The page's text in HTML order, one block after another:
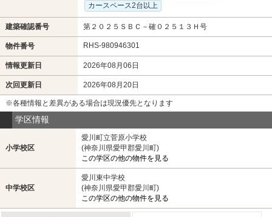
カースペース2台以上
建築確認番号 第２０２５ＳＢＣ－確０２５１３Ｈ号
物件番号 RHS-980946301
情報更新日 2026年08月06日
次回更新日 2026年08月20日
※各種情報と差異がある場合は現況優先となります
学区情報
小学校区
愛川町立菅原小学校
(神奈川県愛甲郡愛川町)
この学区の他の物件を見る
中学校区
愛川東中学校
(神奈川県愛甲郡愛川町)
この学区の他の物件を見る